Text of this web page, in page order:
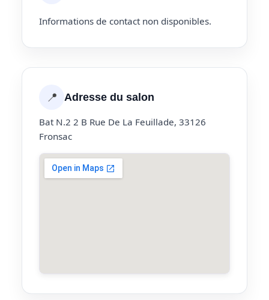
Informations de contact non disponibles.
📍 Adresse du salon
Bat N.2 2 B Rue De La Feuillade, 33126
Fronsac